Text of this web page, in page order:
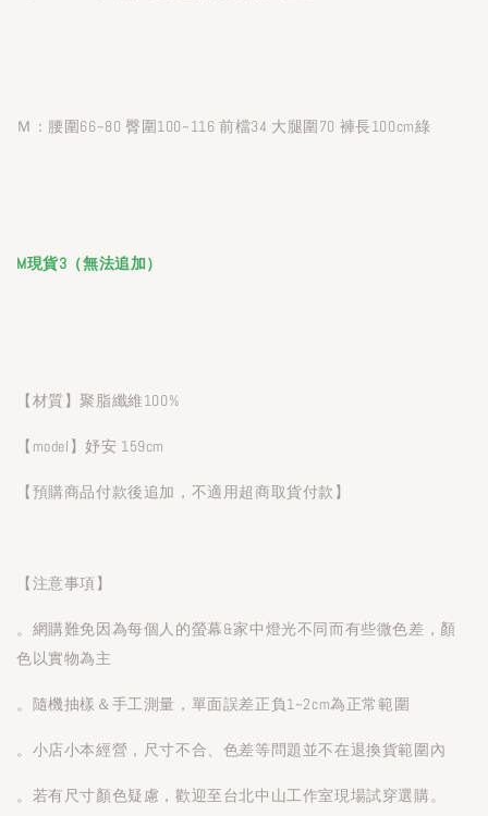
Ｍ：腰圍66~80 臀圍100~116 前檔34 大腿圍70 褲長100cm綠
M現貨3（無法追加）
【材質】聚脂纖維100%
【model】妤安 159cm
【預購商品付款後追加，不適用超商取貨付款】
【注意事項】
。網購難免因為每個人的螢幕&家中燈光不同而有些微色差，顏
色以實物為主
。隨機抽樣＆手工測量，單面誤差正負1~2cm為正常範圍
。小店小本經營，尺寸不合、色差等問題並不在退換貨範圍內
。若有尺寸顏色疑慮，歡迎至台北中山工作室現場試穿選購。